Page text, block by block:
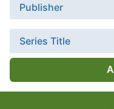
Publisher
Series Title